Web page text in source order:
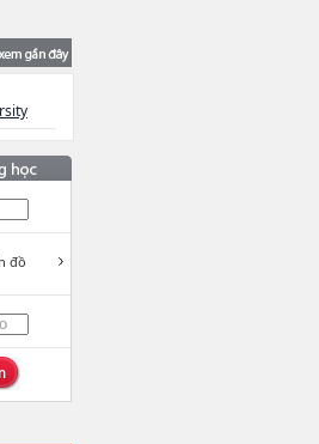
school of
trúng tuyển,
đồ